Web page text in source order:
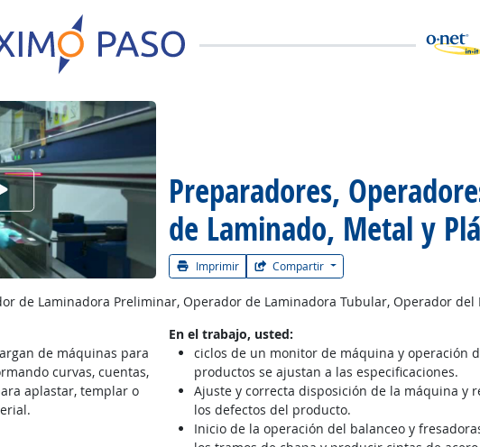
Preparadores,
de Laminado, Metal y
Imprimir Compartir
el vίdeo de la carrera
de Laminadora Preliminar, Operador de Laminadora Tubular, Operador
de máquinas para
curvas, cuentas,
aplastar, templar o
En el trabajo, usted:
ciclos de un monitor de máquina y operación
productos se ajustan a las especificaciones.
Ajuste y correcta disposición de la máquina y
los defectos del producto.
Inicio de la operación del balanceo y